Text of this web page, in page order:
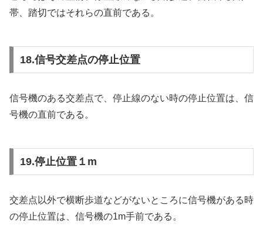
帯、踏切ではそれらの直前である。
18.信号交差点の停止位置
信号機のある交差点で、停止線のない時の停止位置は、信
号機の直前である。
19.停止位置１m
交差点以外で横断歩道などがないところに信号機がある時
の停止位置は、信号機の1m手前である。